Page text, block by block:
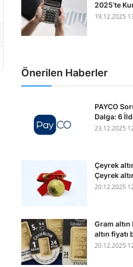
2025’te
19.12.2025
Önerilen Haberler
PAYCO
Dalga: 6
23.12.2025
Çeyrek
Çeyrek
20.12.2025
Gram altın
altın fiyatı
20.12.2025